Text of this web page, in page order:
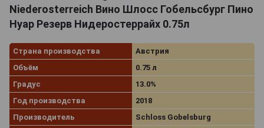
Niederosterreich Вино Шлосс Гобельсбург Пино
Нуар Резерв Нидеростеррайх 0.75л
Страна производства
Австрия
Объём
0.75 л
Градус
13.0%
Год производства
2018
Производитель
Schloss Gobelsburg